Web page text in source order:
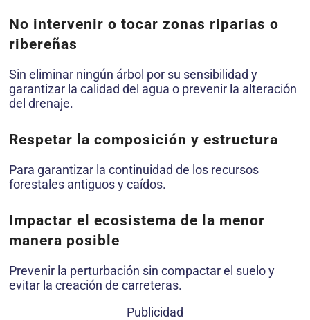
No intervenir o tocar zonas riparias o
ribereñas
Sin eliminar ningún árbol por su sensibilidad y
garantizar la calidad del agua o prevenir la alteración
del drenaje.
Respetar la composición y estructura
Para garantizar la continuidad de los recursos
forestales antiguos y caídos.
Impactar el ecosistema de la menor
manera posible
Prevenir la perturbación sin compactar el suelo y
evitar la creación de carreteras.
Publicidad